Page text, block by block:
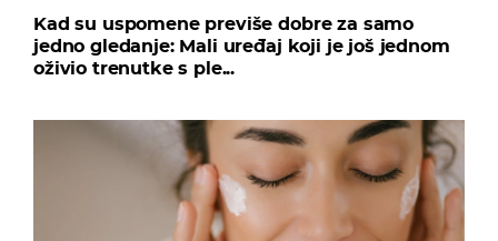
Kad su uspomene previše dobre za samo
jedno gledanje: Mali uređaj koji je još jednom
oživio trenutke s ple...